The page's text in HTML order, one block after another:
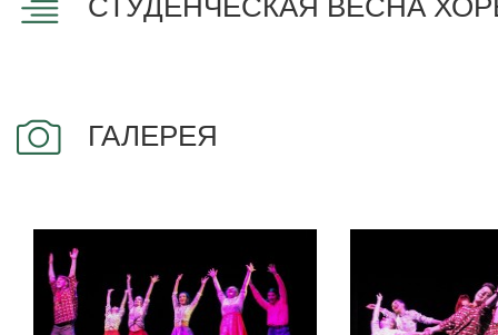
СТУДЕНЧЕСКАЯ ВЕСНА
ГАЛЕРЕЯ